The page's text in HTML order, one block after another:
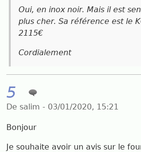
Oui, en inox noir. Mais il est
plus cher. Sa référence est le
2115€
Cordialement
5
De salim - 03/01/2020, 15:21
Bonjour
Je souhaite avoir un avis sur le